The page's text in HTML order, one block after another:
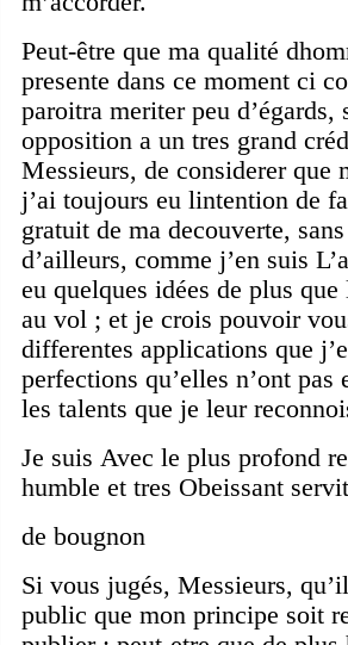
Peut-être que ma qualité
presente dans ce moment ci
paroitra meriter peu
opposition a un tres grand
Messieurs, de considerer que
j’ai toujours eu lintention de
gratuit de ma decouverte,
d’ailleurs, comme j’en suis
eu quelques idées de plus
au vol ; et je crois pouvoir
differentes applications que
perfections qu’elles n’ont
les talents que je leur
Je suis Avec le plus profond
humble et tres Obeissant
de bougnon
Si vous jugés, Messieurs,
public que mon principe soit